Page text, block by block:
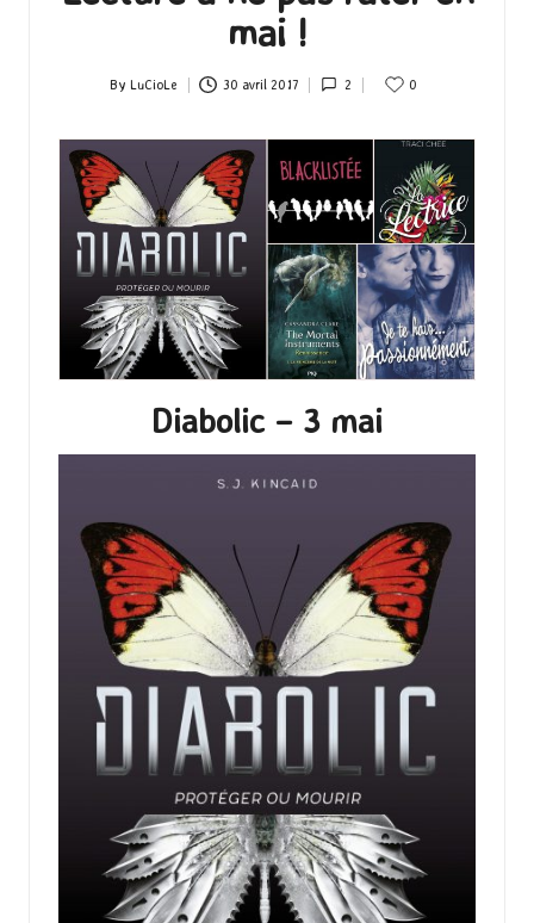
mai !
Posted
By LuCioLe 30 avril 2017 2 0
Diabolic – 3 mai